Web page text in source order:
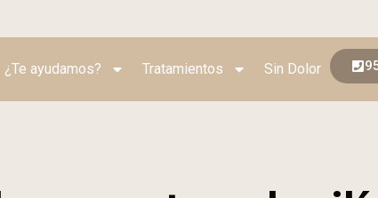
¿Te ayudamos? Tratamientos Sin Dolor